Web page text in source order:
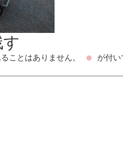
ことはありません。 ※
が付